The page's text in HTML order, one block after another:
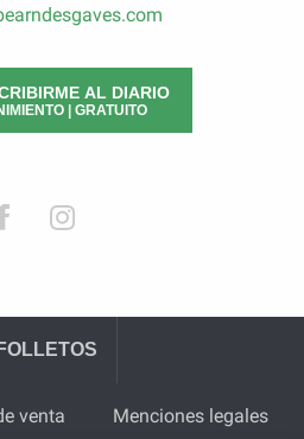
AL DIARIO
| GRATUITO
FOLLETOS
venta Menciones legales